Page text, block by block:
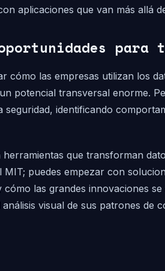
aplicaciones que van más allá
para
las empresas utilizan los
potencial transversal enorme.
identificando
que transforman
puedes empezar con
las grandes innovaciones
visual de sus patrones de